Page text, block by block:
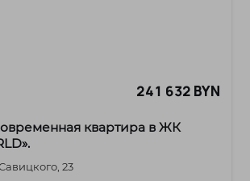
241 632 BYN
квартира в ЖК
23